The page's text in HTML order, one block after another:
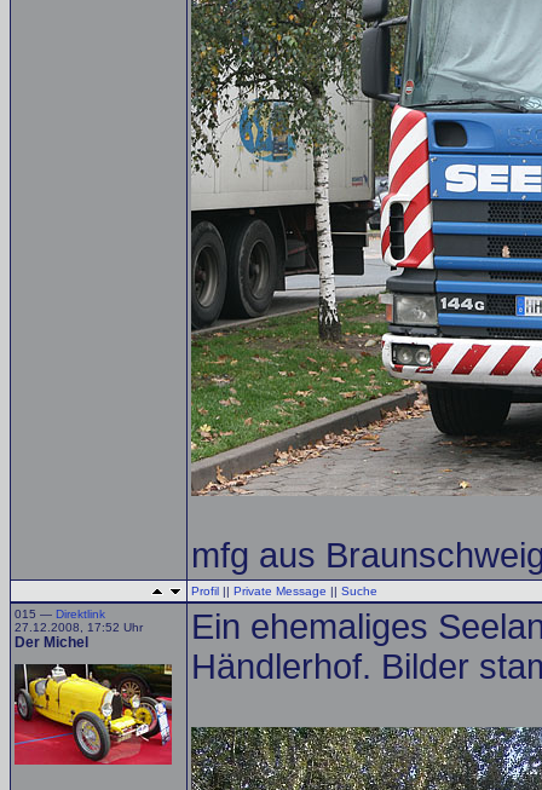
mfg aus
Profil || Private Message || Suche
015 — Direktlink
27.12.2008, 17:52 Uhr
Der Michel
Ein ehemaliges
Händlerhof. Bilder